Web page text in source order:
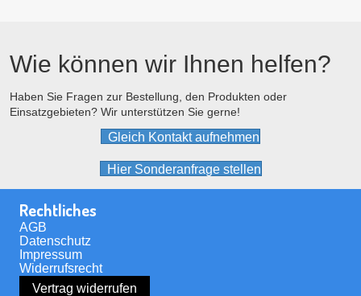
können
der
Produktseite
gewählt
werden
Wie können wir Ihnen helfen?
Haben Sie Fragen zur Bestellung, den Produkten oder
Einsatzgebieten? Wir unterstützen Sie gerne!
Gleich Kontakt aufnehmen
Hier Sonderanfrage stellen
Rechtliches
AGB
Datenschutz
Impressum
Widerrufsrecht
Vertrag widerrufen